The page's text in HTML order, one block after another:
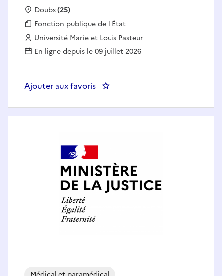
Localisation :
Doubs(25)
Fonction publique :
Fonction publique de l'État
Employeur :
Université Marie et Louis Pasteur
En ligne depuis le 09 juillet 2026
Ajouter aux favoris : Infirmier de prévention (F/H) -